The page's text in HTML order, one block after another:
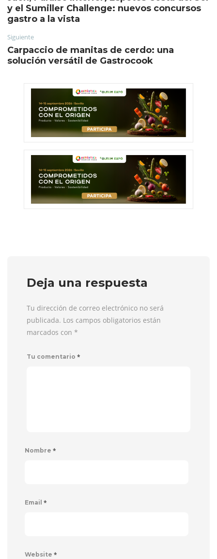
y el Sumiller Challenge: nuevos concursos
gastro a la vista
Siguiente
Carpaccio de manitas de cerdo: una
solución versátil de Gastrocook
Deja una respuesta
Tu dirección de correo electrónico no será
publicada. Los campos obligatorios están
marcados con *
Tu comentario *
Nombre *
Email *
Website *